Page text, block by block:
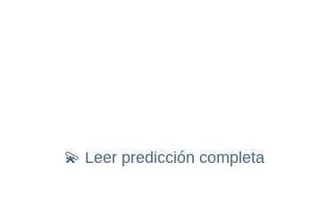
💫 Leer predicción completa